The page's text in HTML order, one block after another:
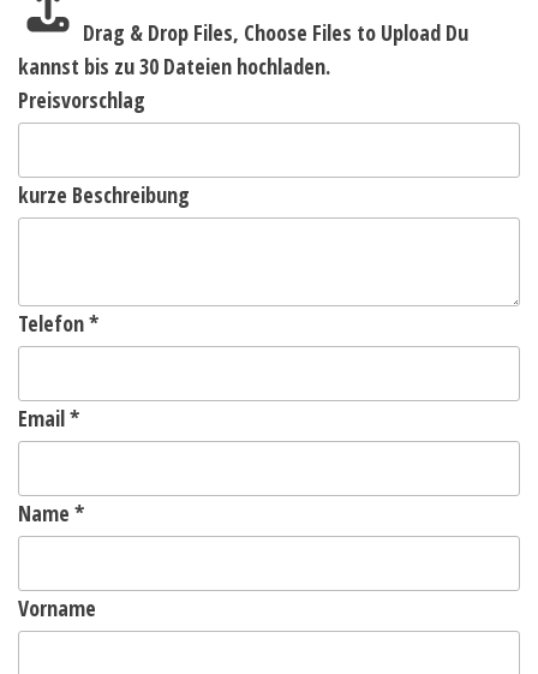
Drag & Drop Files, Choose Files to Upload Du
kannst bis zu 30 Dateien hochladen.
Preisvorschlag
kurze Beschreibung
Telefon*
Email*
Name *
Vorname